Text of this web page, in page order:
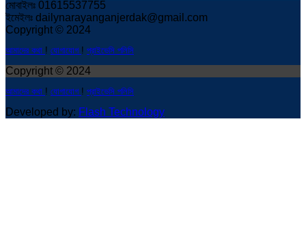
মোবাইলঃ 01615537755
ইমেইলঃ dailynarayanganjerdak@gmail.com
Copyright © 2024
আমাদের কথা ! যোগাযোগ ! প্রাইভেসি পলিসি
Copyright © 2024
আমাদের কথা ! যোগাযোগ ! প্রাইভেসি পলিসি
Developed by: Flash Technology